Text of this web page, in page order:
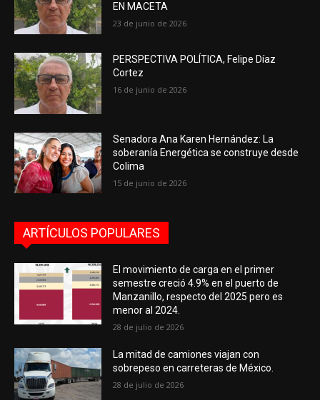
EN MACETA
23 de junio de 2026
PERSPECTIVA POLÍTICA, Felipe Díaz
Cortez
16 de junio de 2026
Senadora Ana Karen Hernández: La
soberanía Energética se construye desde
Colima
15 de junio de 2026
ARTÍCULOS POPULARES
El movimiento de carga en el primer
semestre creció 4.9% en el puerto de
Manzanillo, respecto del 2025 pero es
menor al 2024.
28 de julio de 2026
La mitad de camiones viajan con
sobrepeso en carreteras de México.
28 de julio de 2026